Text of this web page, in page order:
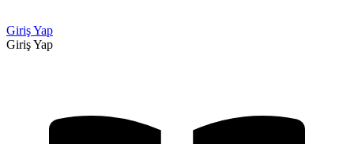
Giriş Yap
Giriş Yap